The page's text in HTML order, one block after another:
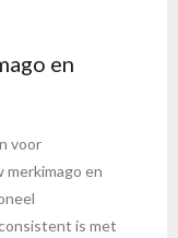
en
voor
merkimago en
is met